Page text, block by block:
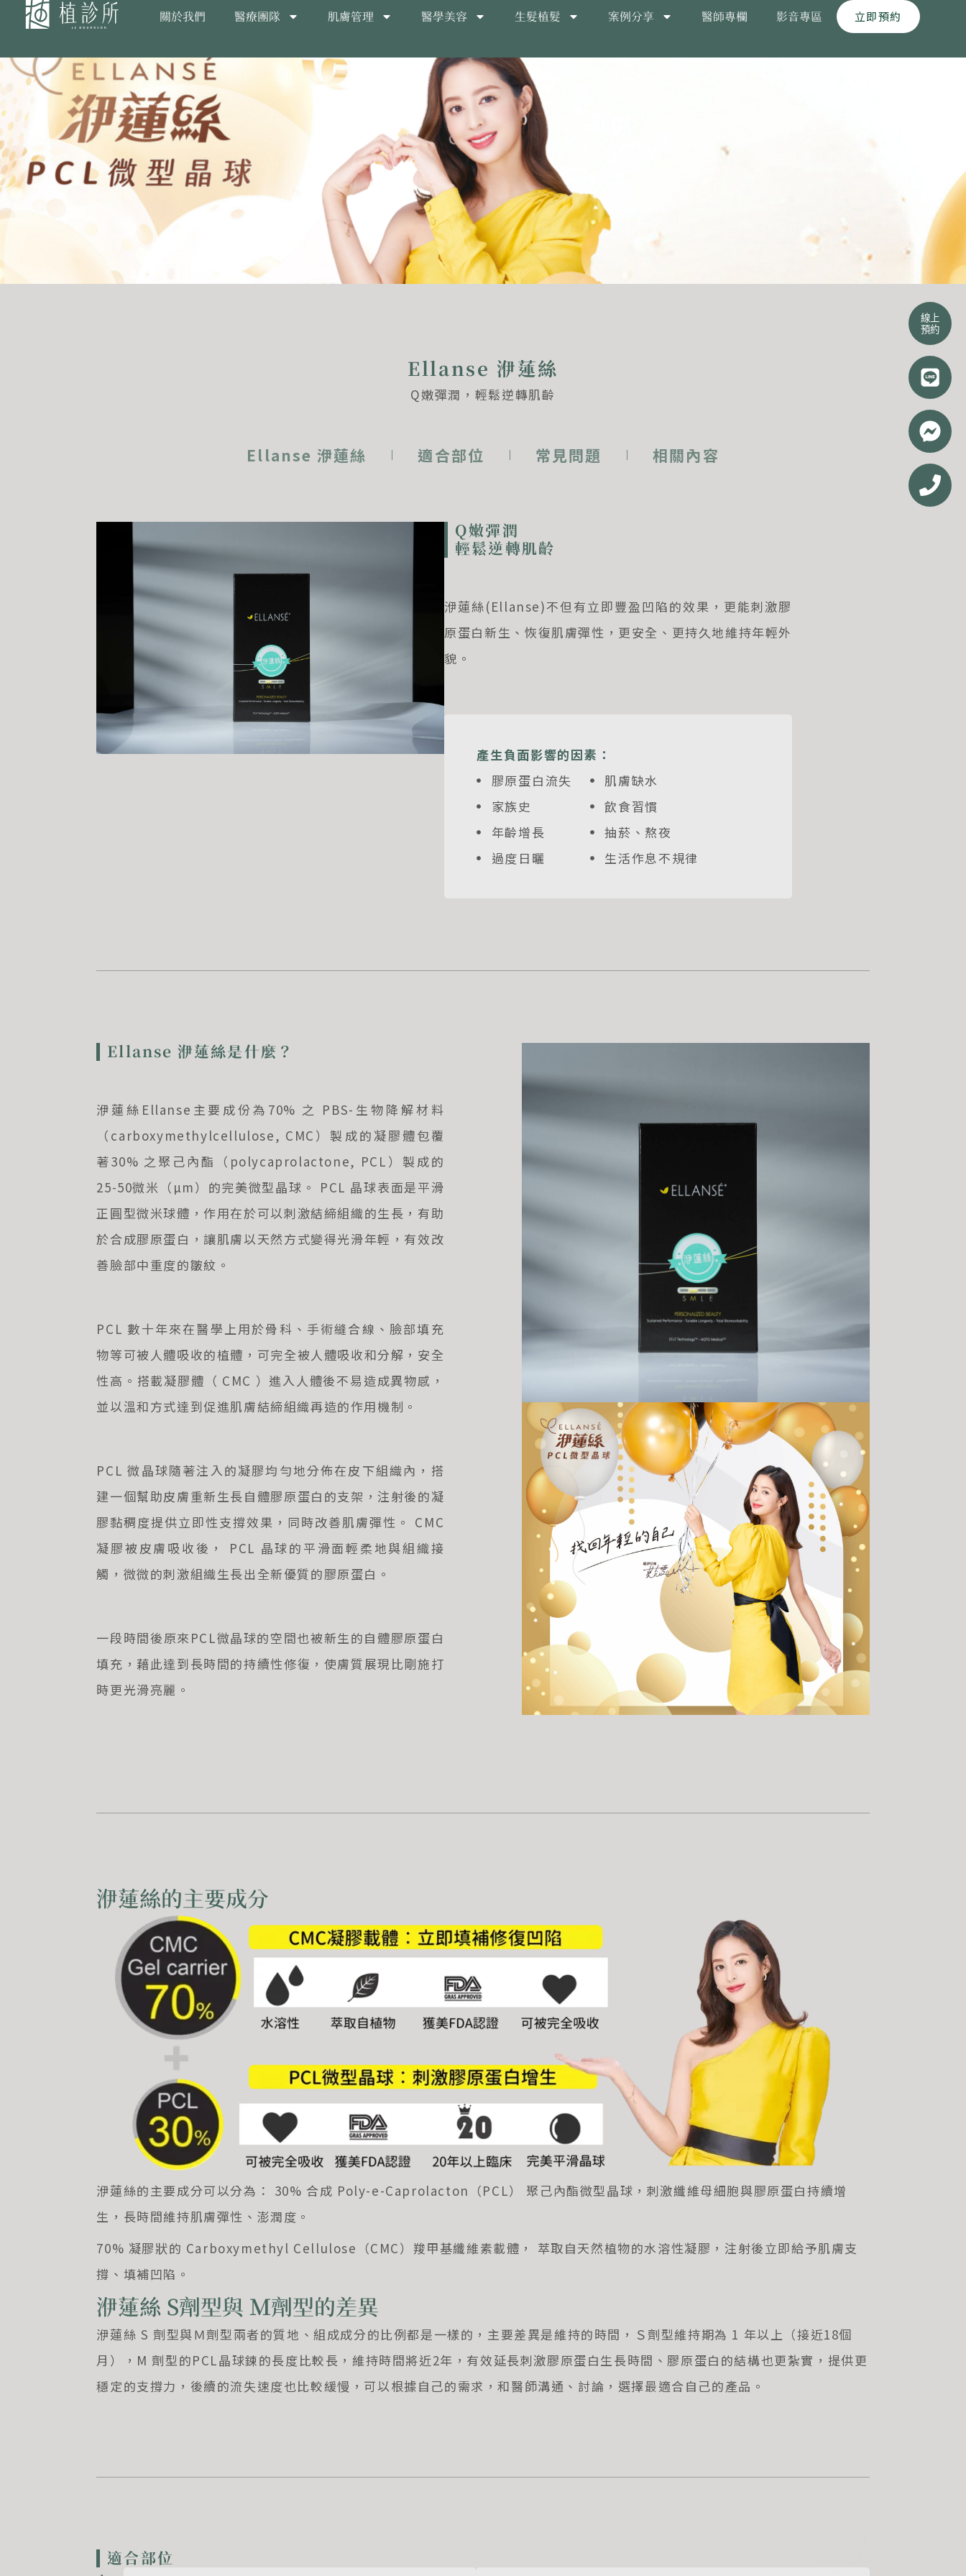
至
內
容
關於我們 醫療團隊 肌膚管理 醫學美容 生髮植髮 案例分享 醫師專欄 影音專區 立即預約
線上
預約
F
a
c
e
b
o
o
k
-
m
P
h
o
n
e
Ellanse 洢蓮絲
Q嫩彈潤，輕鬆逆轉肌齡
Ellanse 洢蓮絲 適合部位 常見問題 相關內容
Q嫩彈潤
輕鬆逆轉肌齡
洢蓮絲(Ellanse)不但有立即豐盈凹陷的效果，更能刺激膠
原蛋白新生、恢復肌膚彈性，更安全、更持久地維持年輕外
貌。
產生負面影響的因素：
膠原蛋白流失
家族史
年齡增長
過度日曬
肌膚缺水
飲食習慣
抽菸、熬夜
生活作息不規律
Ellanse 洢蓮絲是什麼？
洢蓮絲Ellanse主要成份為70% 之 PBS-生物降解材料
（carboxymethylcellulose, CMC）製成的凝膠體包覆
著30% 之聚己內酯（polycaprolactone, PCL）製成的
25-50微米（µm）的完美微型晶球。 PCL 晶球表面是平滑
正圓型微米球體，作用在於可以刺激結締組織的生長，有助
於合成膠原蛋白，讓肌膚以天然方式變得光滑年輕，有效改
善臉部中重度的皺紋。
PCL 數十年來在醫學上用於骨科、手術縫合線、臉部填充
物等可被人體吸收的植體，可完全被人體吸收和分解，安全
性高。搭載凝膠體（ CMC ）進入人體後不易造成異物感，
並以溫和方式達到促進肌膚結締組織再造的作用機制。
PCL 微晶球隨著注入的凝膠均勻地分佈在皮下組織內，搭
建一個幫助皮膚重新生長自體膠原蛋白的支架，注射後的凝
膠黏稠度提供立即性支撐效果，同時改善肌膚彈性。 CMC
凝膠被皮膚吸收後， PCL 晶球的平滑面輕柔地與組織接
觸，微微的刺激組織生長出全新優質的膠原蛋白。
一段時間後原來PCL微晶球的空間也被新生的自體膠原蛋白
填充，藉此達到長時間的持續性修復，使膚質展現比剛施打
時更光滑亮麗。
洢蓮絲的主要成分
洢蓮絲的主要成分可以分為： 30% 合成 Poly-e-Caprolacton（PCL） 聚己內酯微型晶球，刺激纖維母細胞與膠原蛋白持續增
生，長時間維持肌膚彈性、澎潤度。
70% 凝膠狀的 Carboxymethyl Cellulose（CMC）羧甲基纖維素載體， 萃取自天然植物的水溶性凝膠，注射後立即給予肌膚支
撐、填補凹陷。
洢蓮絲 S劑型與 Ｍ劑型的差異
洢蓮絲 S 劑型與Ｍ劑型兩者的質地、組成成分的比例都是一樣的，主要差異是維持的時間，Ｓ劑型維持期為 1 年以上（接近18個
月）， M 劑型的PCL晶球鍊的長度比較長，維持時間將近2年，有效延長刺激膠原蛋白生長時間、膠原蛋白的結構也更紮實，提供更
穩定的支撐力，後續的流失速度也比較緩慢，可以根據自己的需求，和醫師溝通、討論，選擇最適合自己的產品。
適合部位